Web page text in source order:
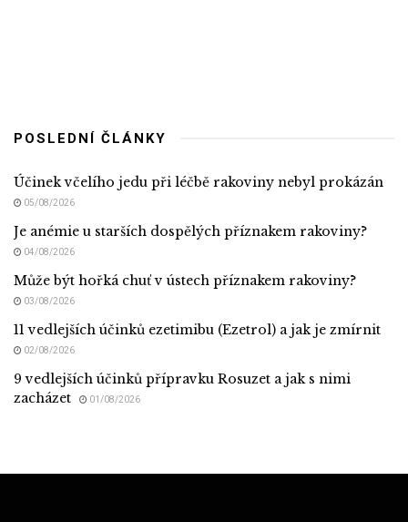
POSLEDNÍ ČLÁNKY
Účinek včelího jedu při léčbě rakoviny nebyl prokázán
05/08/2026
Je anémie u starších dospělých příznakem rakoviny?
04/08/2026
Může být hořká chuť v ústech příznakem rakoviny?
03/08/2026
11 vedlejších účinků ezetimibu (Ezetrol) a jak je zmírnit
02/08/2026
9 vedlejších účinků přípravku Rosuzet a jak s nimi
zacházet
01/08/2026